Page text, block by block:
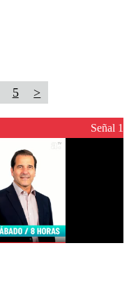
5 >
Señal 1